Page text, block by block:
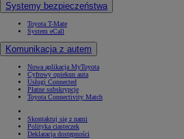
Systemy bezpieczeństwa
Toyota T-Mate
System eCall
Komunikacja z autem
Nowa aplikacja MyToyota
Cyfrowy opiekun auta
Usługi Connected
Płatne subskrypcje
Toyota Connectivity Match
Skontaktuj się z nami
Polityka ciasteczek
Deklaracja dostępności